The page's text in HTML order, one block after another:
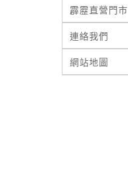
霹靂直營門市
連絡我們
網站地圖